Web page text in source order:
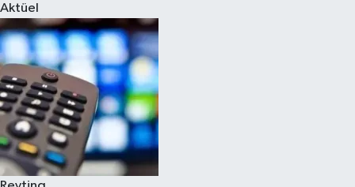
Aktüel